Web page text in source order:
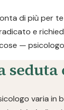
di più per
e
—
varia in